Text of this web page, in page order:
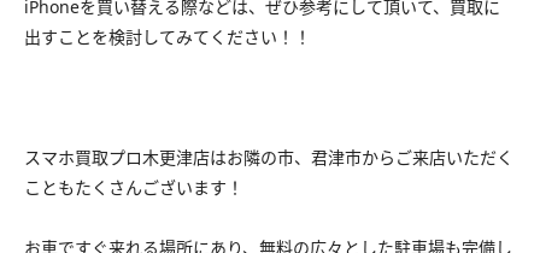
iPhoneを買い替える際などは、ぜひ参考にして頂いて、買取に
出すことを検討してみてください！！
スマホ買取プロ木更津店はお隣の市、君津市からご来店いただく
こともたくさんございます！
お車ですぐ来れる場所にあり、無料の広々とした駐車場も完備し